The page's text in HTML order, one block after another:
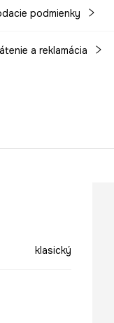
podmienky
a reklamácia
klasický